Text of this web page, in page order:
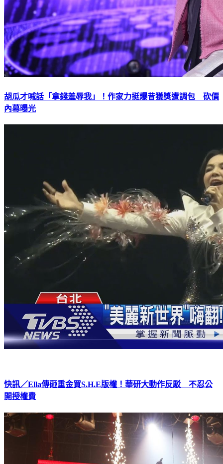
胡瓜才喊話「拿錢羞辱我」！作家力挺爆昔獲獎遭調包 砍價
內幕曝光
快訊／Ella傳砸重金買S.H.E版權！華研大動作反駁 不忍公
開授權費